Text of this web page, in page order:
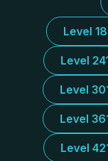
Level
Level
Level
Level
Level